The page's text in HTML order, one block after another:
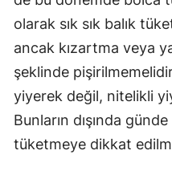
olarak sık sık balık
ancak kızartma veya
şeklinde
yiyerek değil, nitelikli
Bunların dışında
tüketmeye dikkat